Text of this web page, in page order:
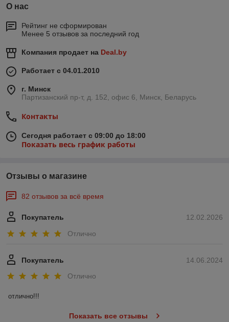
О нас
Рейтинг не сформирован
Менее 5 отзывов за последний год
Компания продает на Deal.by
Работает с 04.01.2010
г. Минск
Партизанский пр-т, д. 152, офис 6, Минск, Беларусь
Контакты
Сегодня работает с 09:00 до 18:00
Показать весь график работы
Отзывы о магазине
82 отзывов за всё время
12.02.2026
Покупатель
Отлично
14.06.2024
Покупатель
Отлично
отлично!!!
Показать все отзывы